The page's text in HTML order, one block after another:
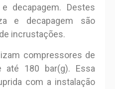
decapagem. Destes
e decapagem são
incrustações.
compressores de
180 bar(g). Essa
com a instalação